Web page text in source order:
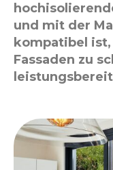
und mit der
kompatibel
Fassaden zu